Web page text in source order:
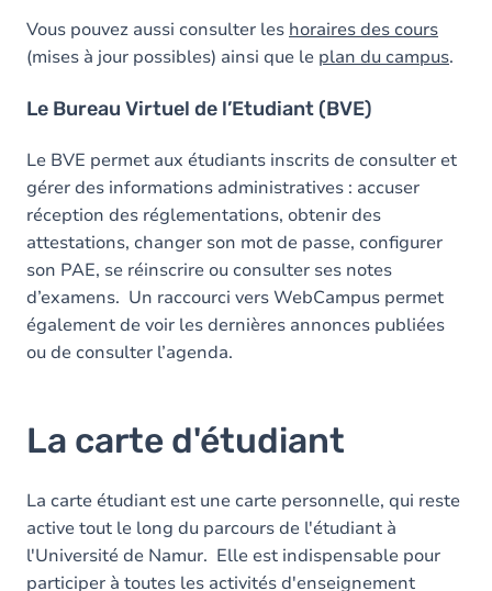
Vous pouvez aussi consulter les horaires des cours
(mises à jour possibles) ainsi que le plan du campus.
Le Bureau Virtuel de l’Etudiant (BVE)
Le BVE permet aux étudiants inscrits de consulter et
gérer des informations administratives : accuser
réception des réglementations, obtenir des
attestations, changer son mot de passe, configurer
son PAE, se réinscrire ou consulter ses notes
d’examens. Un raccourci vers WebCampus permet
également de voir les dernières annonces publiées
ou de consulter l’agenda.
La carte d'étudiant
La carte étudiant est une carte personnelle, qui reste
active tout le long du parcours de l'étudiant à
l'Université de Namur. Elle est indispensable pour
participer à toutes les activités d'enseignement